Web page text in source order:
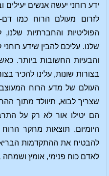
ידע רוחני יעשה אנשים יעילים
לזרום מעולם הרוח כמו
הפוליטיות והחברתיות
שלנו. עליכם להבין שידע
והבעיות החשובות ביותר.
בצורות שונות, עלינו להכיר
העולם של מדע הרוח
שצריך לבוא, תיוולד מתוך
הם יטילו אור לא רק על
היומיום. תוצאות מחקר
להבטיח את ההתקדמות
לאדם כוח פנימי, אומץ ושמחה